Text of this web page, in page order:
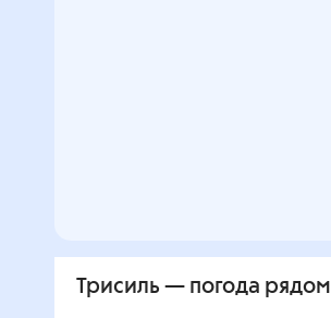
Трисиль — погода рядом